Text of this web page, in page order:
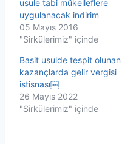
usule tabi mükelleflere
uygulanacak indirim
05 Mayıs 2016
"Sirkülerimiz" içinde
Basit usulde tespit olunan
kazançlarda gelir vergisi
istisnası￼
26 Mayıs 2022
"Sirkülerimiz" içinde